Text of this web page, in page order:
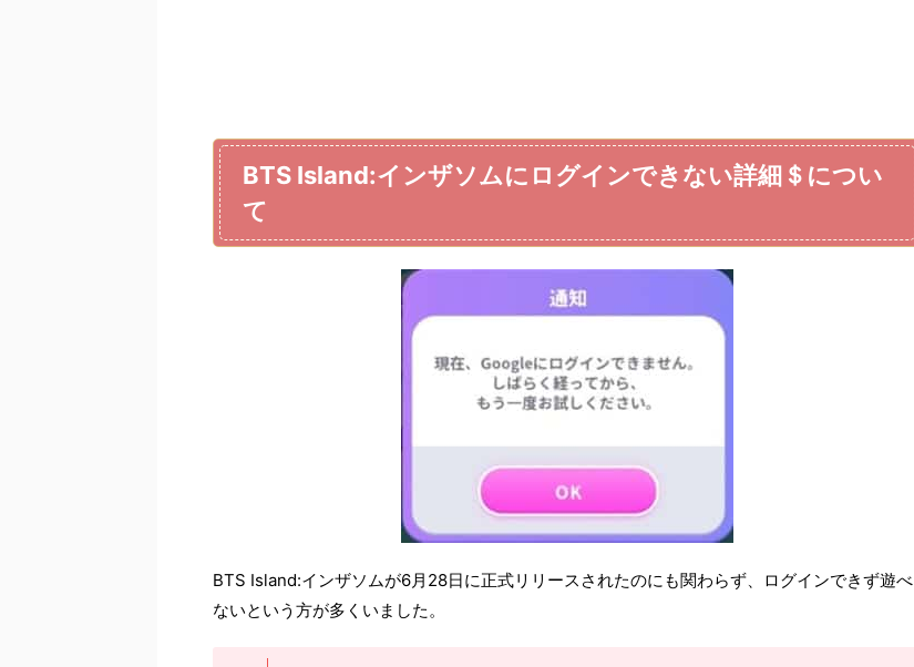
BTS Island:インザソムにログインできない詳細＄につい
て
BTS Island:インザソムが6月28日に正式リリースされたのにも関わらず、ログインできず遊べ
ないという方が多くいました。